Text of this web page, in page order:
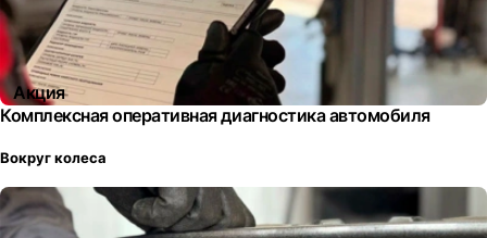
Акция
Комплексная оперативная диагностика автомобиля
Вокруг колеса